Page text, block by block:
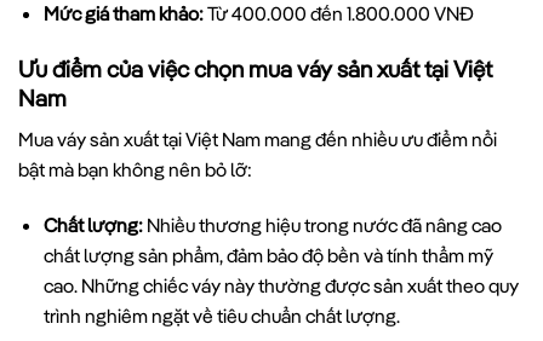
Mức giá tham khảo:Từ 400.000 đến 1.800.000 VNĐ
Ưu điểm của việc chọn mua váy sản xuất tại Việt
Nam
Mua váy sản xuất tại Việt Nam mang đến nhiều ưu điểm nổi
bật mà bạn không nên bỏ lỡ:
Chất lượng:Nhiều thương hiệu trong nước đã nâng cao
chất lượng sản phẩm, đảm bảo độ bền và tính thẩm mỹ
cao. Những chiếc váy này thường được sản xuất theo quy
trình nghiêm ngặt về tiêu chuẩn chất lượng.